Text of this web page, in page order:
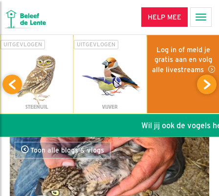
HELP MEE
UITGEVLOGEN
STEENUIL
UITGEVLOGEN
VIJVER
Log in of meld je
gratis aan en volg
alle livestreams
Wil jij ook de vogels
Toon alle blogs & vlogs